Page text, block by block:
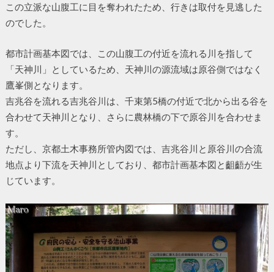
この立派な山腹工に目を奪われたため、行きは取付を見逃した
のでした。
都市計画基本図では、この山腹工の付近を流れる川を指して
「天神川」としているため、天神川の源流域は原谷側ではなく
鷹峯側となります。
吉兆谷を流れる吉兆谷川は、千束第5橋の付近で北から出る谷を
合わせて天神川となり、さらに農林橋の下で原谷川を合わせま
す。
ただし、京都土木事務所管内図では、吉兆谷川と原谷川の合流
地点より下流を天神川としており、都市計画基本図と齟齬が生
じています。